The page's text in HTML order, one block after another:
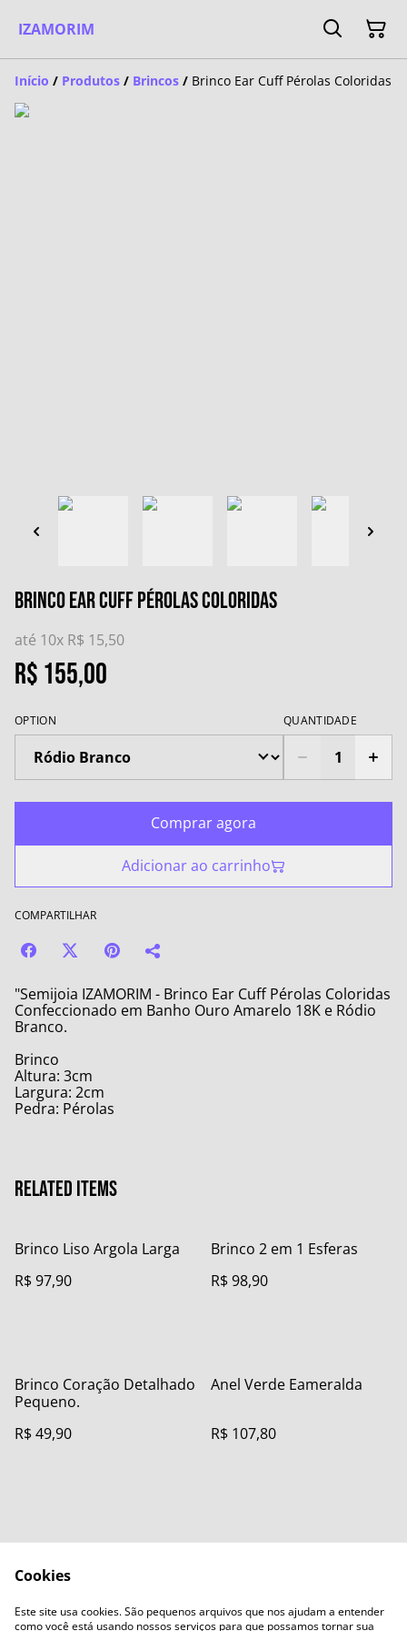
IZAMORIM
Início / Produtos / Brincos / Brinco Ear Cuff Pérolas Coloridas
Brinco Ear Cuff Pérolas Coloridas
até 10x R$ 15,50
R$ 155,00
OPTION QUANTIDADE
Comprar agora
Adicionar ao carrinho
COMPARTILHAR
"Semijoia IZAMORIM - Brinco Ear Cuff Pérolas Coloridas
Confeccionado em Banho Ouro Amarelo 18K e Ródio
Branco.
Brinco
Altura: 3cm
Largura: 2cm
Pedra: Pérolas
Related items
Brinco Liso Argola Larga
R$ 97,90
Brinco 2 em 1 Esferas
R$ 98,90
Brinco Coração Detalhado
Pequeno.
R$ 49,90
Anel Verde Eameralda
R$ 107,80
Contact Us
Legal Terms
Privacy Policy
Cookie Policy
Cookies
Este site usa cookies. São pequenos arquivos que nos ajudam a entender
como você está usando nossos serviços para que possamos tornar sua